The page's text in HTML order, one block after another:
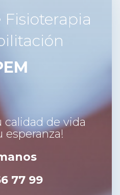
Fisioterapia
calidad de vida
esperanza!
77 99